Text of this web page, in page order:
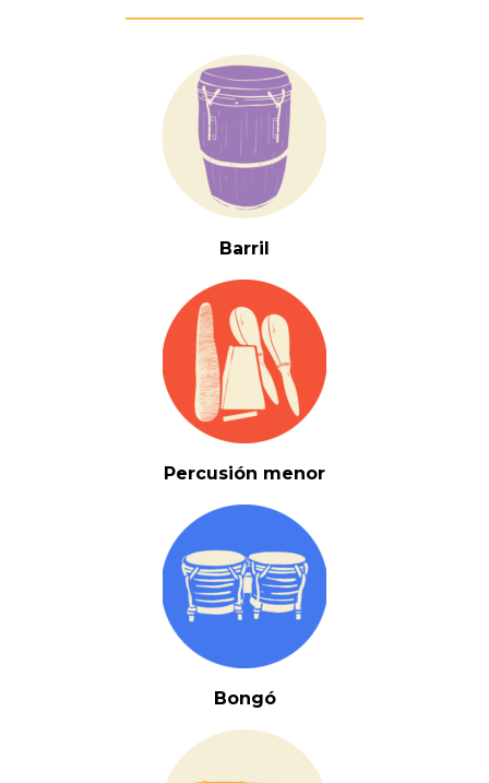
Barril
Percusión menor
Bongó